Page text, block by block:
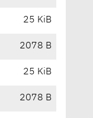
25 KiB
2078 B
25 KiB
2078 B